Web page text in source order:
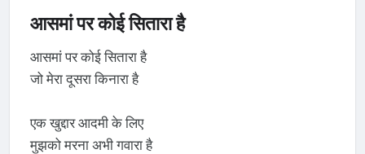
आसमां पर कोई सितारा है
आसमां पर कोई सितारा है
जो मेरा दूसरा किनारा है
एक खुद्दार आदमी के लिए
मुझको मरना अभी गवारा है